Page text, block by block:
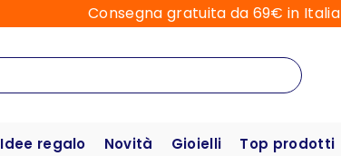
Consegna gratuita da 69€ in Italia
Idee regalo Novità Gioielli Top prodotti